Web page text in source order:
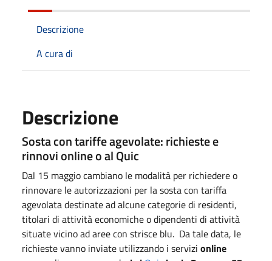
Descrizione
A cura di
Descrizione
Sosta con tariffe agevolate: richieste e
rinnovi online o al Quic
Dal 15 maggio cambiano le modalità per richiedere o
rinnovare le autorizzazioni per la sosta con tariffa
agevolata destinate ad alcune categorie di residenti,
titolari di attività economiche o dipendenti di attività
situate vicino ad aree con strisce blu. Da tale data, le
richieste vanno inviate utilizzando i servizi online